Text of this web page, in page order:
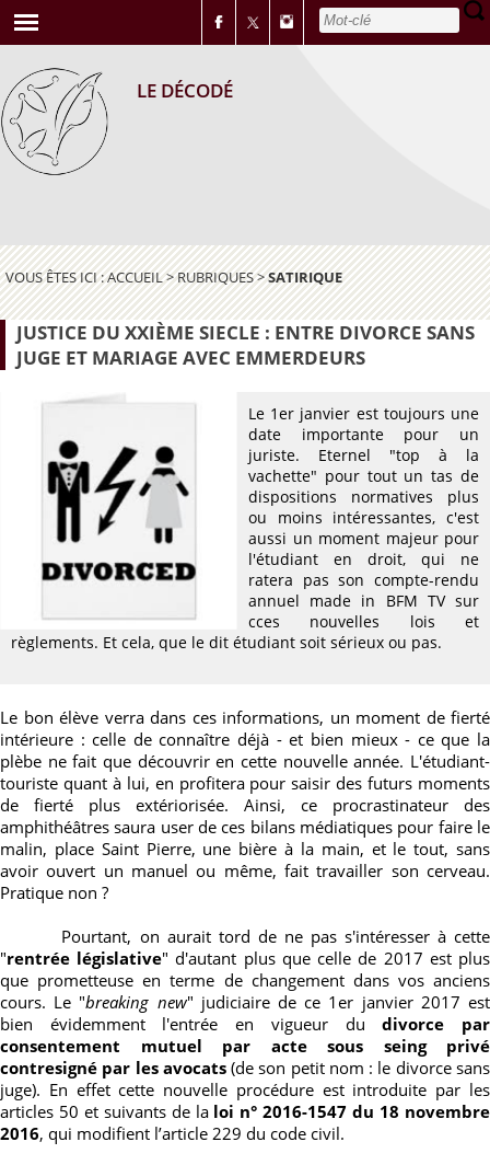
LE DÉCODÉ
VOUS ÊTES ICI :ACCUEIL>RUBRIQUES>SATIRIQUE
JUSTICE DU XXIÈME SIECLE : ENTRE DIVORCE SANS
JUGE ET MARIAGE AVEC EMMERDEURS
Le 1er janvier est toujours une
date importante pour un
juriste. Eternel "top à la
vachette" pour tout un tas de
dispositions normatives plus
ou moins intéressantes, c'est
aussi un moment majeur pour
l'étudiant en droit, qui ne
ratera pas son compte-rendu
annuel made in BFM TV sur
cces nouvelles lois et
règlements. Et cela, que le dit étudiant soit sérieux ou pas.
Le bon élève verra dans ces informations, un moment de fierté
intérieure : celle de connaître déjà - et bien mieux - ce que la
plèbe ne fait que découvrir en cette nouvelle année. L'étudiant-
touriste quant à lui, en profitera pour saisir des futurs moments
de fierté plus extériorisée. Ainsi, ce procrastinateur des
amphithéâtres saura user de ces bilans médiatiques pour faire le
malin, place Saint Pierre, une bière à la main, et le tout, sans
avoir ouvert un manuel ou même, fait travailler son cerveau.
Pratique non ?
Pourtant, on aurait tord de ne pas s'intéresser à cette
"rentrée législative" d'autant plus que celle de 2017 est plus
que prometteuse en terme de changement dans vos anciens
cours. Le "breaking new" judiciaire de ce 1er janvier 2017 est
bien évidemment l'entrée en vigueur dudivorce par
consentement mutuel par acte sous seing privé
contresigné par les avocats(de son petit nom : le divorce sans
juge). En effet cette nouvelle procédure est introduite par les
articles 50 et suivants de la loi n°2016-1547 du 18 novembre
2016, qui modifient l’article 229 du code civil.